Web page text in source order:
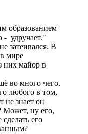
образованием
- удручает."
затеивался. В
мире
них майор в
во много чего.
любого в том,
не знает он
Может, ну его,
его